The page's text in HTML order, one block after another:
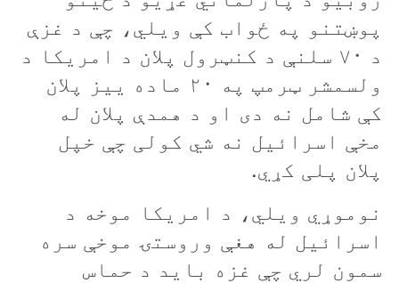
پوښتنو په ځواب کې ويلي، چې د غزې
د ۷۰ سلنې د کنټرول پلان د امريکا د
ولسمشر ټرمپ په ۲۰ ماده یيز پلان
کې شامل نه دی او د همدې پلان له
مخې اسرائيل نه شي کولی چې خپل
پلان پلی کړي.
نوموړي ويلي، د امريکا موخه د
اسرائيل له هغې وروستۍ موخې سره
سمون لري چې غزه باید د حماس